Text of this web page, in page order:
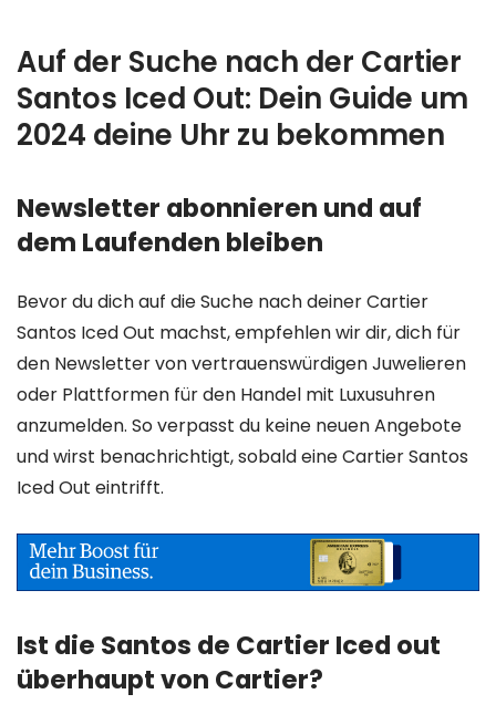
Auf der Suche nach der Cartier
Santos Iced Out: Dein Guide um
2024 deine Uhr zu bekommen
Newsletter abonnieren und auf
dem Laufenden bleiben
Bevor du dich auf die Suche nach deiner Cartier
Santos Iced Out machst, empfehlen wir dir, dich für
den Newsletter von vertrauenswürdigen Juwelieren
oder Plattformen für den Handel mit Luxusuhren
anzumelden. So verpasst du keine neuen Angebote
und wirst benachrichtigt, sobald eine Cartier Santos
Iced Out eintrifft.
Ist die Santos de Cartier Iced out
überhaupt von Cartier?